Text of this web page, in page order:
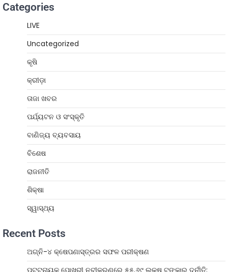
Categories
LIVE
Uncategorized
କୃଷି
କ୍ରୀଡ଼ା
ତାଜା ଖବର
ପର୍ଯ୍ୟଟନ ଓ ସଂସ୍କୃତି
ବାଣିଜ୍ୟ ବ୍ୟବସାୟ
ବିଶେଷ
ରାଜନୀତି
ଶିକ୍ଷା
ସ୍ୱାସ୍ଥ୍ୟ
Recent Posts
ଅଗ୍ନି-୪ କ୍ଷେପଣାସ୍ତ୍ରର ସଫଳ ପରୀକ୍ଷଣ
ପଟ୍ଟନାୟକ ପୋଖରୀ ନବୀକରଣରେ ୫୫.୬୯ ଲକ୍ଷ ଟଙ୍କାର ଦୁର୍ନୀତି: